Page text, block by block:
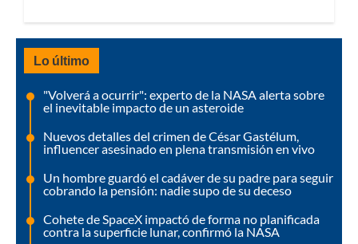
Lo último
"Volverá a ocurrir": experto de la NASA alerta sobre
el inevitable impacto de un asteroide
Nuevos detalles del crimen de César Gastélum,
influencer asesinado en plena transmisión en vivo
Un hombre guardó el cadáver de su padre para seguir
cobrando la pensión: nadie supo de su deceso
Cohete de SpaceX impactó de forma no planificada
contra la superficie lunar, confirmó la NASA